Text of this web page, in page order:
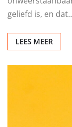
geliefd is, en
LEES MEER